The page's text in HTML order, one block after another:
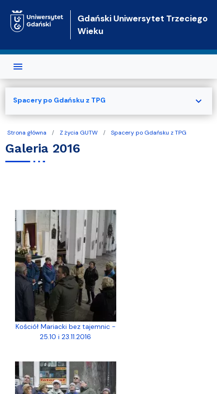
Gdański Uniwersytet Trzeciego
Wieku
Strona główna Z życia GUTW Spacery po Gdańsku z TPG
Galeria 2016
Kościół Mariacki bez tajemnic -
25.10 i 23.11.2016
Spacery po Gdańsku z TPG expand_more